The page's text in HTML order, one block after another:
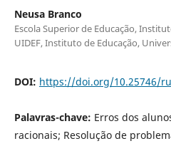
Neusa Branco
Escola Superior de Educação,
UIDEF, Instituto de Educação,
DOI: https://doi.org/10.25746/
Palavras-chave: Erros dos
racionais; Resolução de